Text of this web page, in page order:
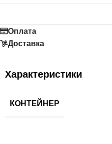
Оплата
Доставка
Характеристики
КОНТЕЙНЕР